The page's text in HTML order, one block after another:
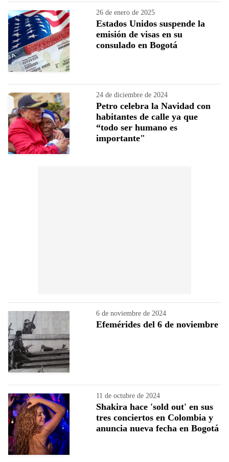
26 de enero de 2025
Estados Unidos suspende la
emisión de visas en su
consulado en Bogotá
24 de diciembre de 2024
Petro celebra la Navidad con
habitantes de calle ya que
“todo ser humano es
importante"
6 de noviembre de 2024
Efemérides del 6 de noviembre
11 de octubre de 2024
Shakira hace 'sold out' en sus
tres conciertos en Colombia y
anuncia nueva fecha en Bogotá